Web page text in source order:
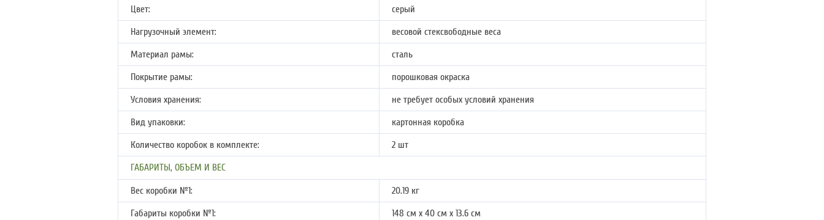
Цвет:
серый
Нагрузочный элемент:
весовой стексвободные веса
Материал рамы:
сталь
Покрытие рамы:
порошковая окраска
Условия хранения:
не требует особых условий хранения
Вид упаковки:
картонная коробка
Количество коробок в комплекте:
2 шт
ГАБАРИТЫ, ОБЪЕМ И ВЕС
Вес коробки №1:
20.19 кг
Габариты коробки №1:
148 см х 40 см х 13.6 см